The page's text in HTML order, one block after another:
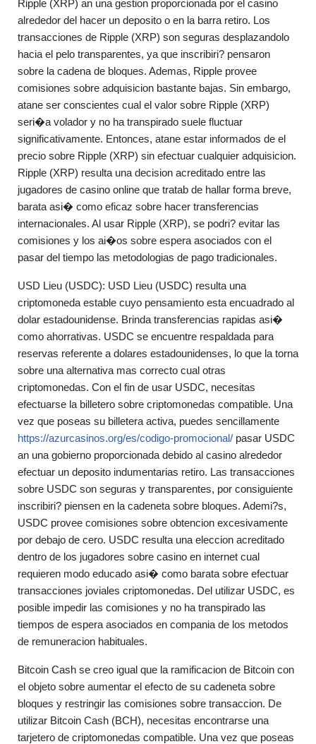
Ripple (XRP) an una gestion proporcionada por el casino
alrededor del hacer un deposito o en la barra retiro. Los
transacciones de Ripple (XRP) son seguras desplazandolo
hacia el pelo transparentes, ya que inscribiri? pensaron
sobre la cadena de bloques. Ademas, Ripple provee
comisiones sobre adquisicion bastante bajas. Sin embargo,
atane ser conscientes cual el valor sobre Ripple (XRP)
seri�a volador y no ha transpirado suele fluctuar
significativamente. Entonces, atane estar informados de el
precio sobre Ripple (XRP) sin efectuar cualquier adquisicion.
Ripple (XRP) resulta una decision acreditado entre las
jugadores de casino online que tratab de hallar forma breve,
barata asi� como eficaz sobre hacer transferencias
internacionales. Al usar Ripple (XRP), se podri? evitar las
comisiones y los ai�os sobre espera asociados con el
pasar del tiempo las metodologias de pago tradicionales.
USD Lieu (USDC): USD Lieu (USDC) resulta una
criptomoneda estable cuyo pensamiento esta encuadrado al
dolar estadounidense. Brinda transferencias rapidas asi�
como ahorrativas. USDC se encuentre respaldada para
reservas referente a dolares estadounidenses, lo que la torna
sobre una alternativa mas correcto cual otras
criptomonedas. Con el fin de usar USDC, necesitas
efectuarse la billetero sobre criptomonedas compatible. Una
vez que poseas su billetera activa, puedes sencillamente
https://azurcasinos.org/es/codigo-promocional/ pasar USDC
an una gobierno proporcionada debido al casino alrededor
efectuar un deposito indumentarias retiro. Las transacciones
sobre USDC son seguras y transparentes, por consiguiente
inscribiri? piensen en la cadeneta sobre bloques. Ademi?s,
USDC provee comisiones sobre obtencion excesivamente
por debajo de cero. USDC resulta una eleccion acreditado
dentro de los jugadores sobre casino en internet cual
requieren modo educado asi� como barata sobre efectuar
transacciones joviales criptomonedas. Del utilizar USDC, es
posible impedir las comisiones y no ha transpirado las
tiempos de espera asociados en compania de los metodos
de remuneracion habituales.
Bitcoin Cash se creo igual que la ramificacion de Bitcoin con
el objeto sobre aumentar el efecto de su cadeneta sobre
bloques y restringir las comisiones sobre transaccion. De
utilizar Bitcoin Cash (BCH), necesitas encontrarse una
tarjetero de criptomonedas compatible. Una vez que poseas